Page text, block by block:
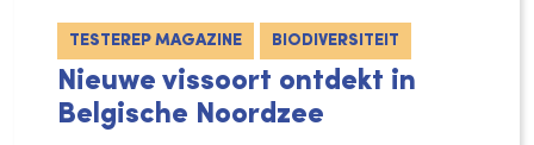
TESTEREP MAGAZINE BIODIVERSITEIT
Nieuwe vissoort ontdekt in
Belgische Noordzee